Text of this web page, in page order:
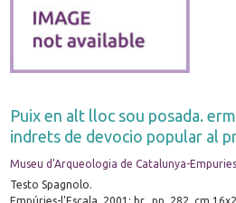
Puix en alt lloc sou posada.
indrets de devocio popular al
Museu d'Arqueologia de Catalunya-Empuries
Testo Spagnolo.
Empúries-l'Escala, 2001; br., pp. 282, cm